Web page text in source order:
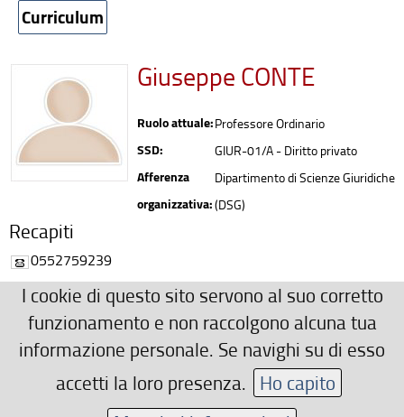
Curriculum
Giuseppe CONTE
Ruolo attuale:Professore Ordinario
SSD: GIUR-01/A - Diritto privato
Afferenza
organizzativa:
Dipartimento di Scienze Giuridiche
(DSG)
Recapiti
0552759239
giuseppe.conte(AT)unifi.it
Ulteriori Recapiti
Via delle Pandette, 35 - 50127 Firenze
gconte(AT)quipo.it
I cookie di questo sito servono al suo corretto
funzionamento e non raccolgono alcuna tua
informazione personale. Se navighi su di esso
accetti la loro presenza. Ho capito